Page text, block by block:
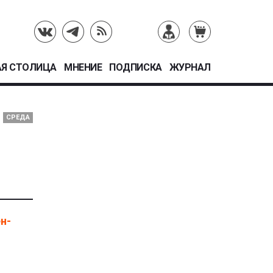
СТОЛИЦА МНЕНИЕ ПОДПИСКА ЖУРНАЛ
СРЕДА